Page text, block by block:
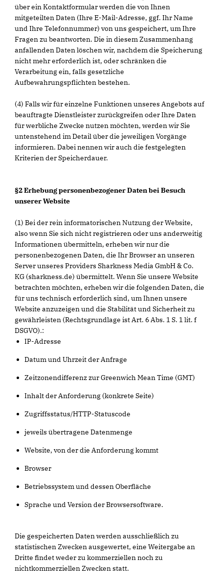
über ein Kontaktformular werden die von Ihnen
mitgeteilten Daten (Ihre E-Mail-Adresse, ggf. Ihr Name
und Ihre Telefonnummer) von uns gespeichert, um Ihre
Fragen zu beantworten. Die in diesem Zusammenhang
anfallenden Daten löschen wir, nachdem die Speicherung
nicht mehr erforderlich ist, oder schränken die
Verarbeitung ein, falls gesetzliche
Aufbewahrungspflichten bestehen.
(4) Falls wir für einzelne Funktionen unseres Angebots auf
beauftragte Dienstleister zurückgreifen oder Ihre Daten
für werbliche Zwecke nutzen möchten, werden wir Sie
untenstehend im Detail über die jeweiligen Vorgänge
informieren. Dabei nennen wir auch die festgelegten
Kriterien der Speicherdauer.
§2 Erhebung personenbezogener Daten bei Besuch
unserer Website
(1) Bei der rein informatorischen Nutzung der Website,
also wenn Sie sich nicht registrieren oder uns anderweitig
Informationen übermitteln, erheben wir nur die
personenbezogenen Daten, die Ihr Browser an unseren
Server unseres Providers Sharkness Media GmbH & Co.
KG (sharkness.de) übermittelt. Wenn Sie unsere Website
betrachten möchten, erheben wir die folgenden Daten, die
für uns technisch erforderlich sind, um Ihnen unsere
Website anzuzeigen und die Stabilität und Sicherheit zu
gewährleisten (Rechtsgrundlage ist Art. 6 Abs. 1 S. 1 lit. f
DSGVO).:
IP-Adresse
Datum und Uhrzeit der Anfrage
Zeitzonendifferenz zur Greenwich Mean Time (GMT)
Inhalt der Anforderung (konkrete Seite)
Zugriffsstatus/HTTP-Statuscode
jeweils übertragene Datenmenge
Website, von der die Anforderung kommt
Browser
Betriebssystem und dessen Oberfläche
Sprache und Version der Browsersoftware.
Die gespeicherten Daten werden ausschließlich zu
statistischen Zwecken ausgewertet, eine Weitergabe an
Dritte findet weder zu kommerziellen noch zu
nichtkommerziellen Zwecken statt.